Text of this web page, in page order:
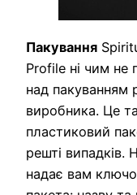
Пакування
Profile ні чим не
над пакуванням
виробника. Це
пластиковий
решті випадків.
надає вам